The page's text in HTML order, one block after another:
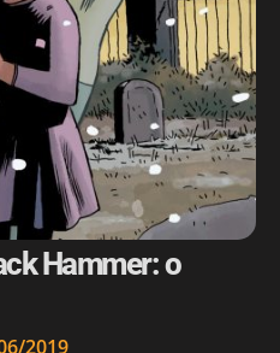
Hammer: o
2019